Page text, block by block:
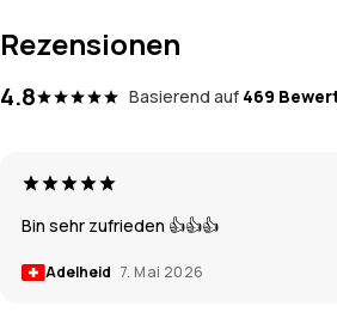
Rezensionen
4.8 Basierend auf 469
Bin sehr zufrieden 👍👍👍
Adelheid 7. Mai 2026